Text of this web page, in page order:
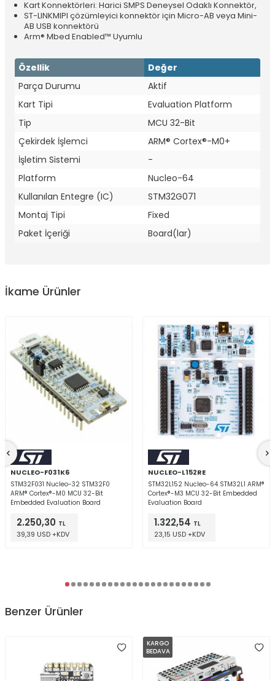
Kart Konnektörleri: Harici SMPS Deneysel Odaklı Konnektör,
ST-LINKMIPI çözümleyici konnektör için Micro-AB veya Mini-
AB USB konnektörü
Arm® Mbed Enabled™ Uyumlu
Özellik
Değer
Parça Durumu
Aktif
Kart Tipi
Evaluation Platform
Tip
MCU 32-Bit
Çekirdek İşlemci
ARM® Cortex®-M0+
İşletim Sistemi
-
Platform
Nucleo-64
Kullanılan Entegre (IC)
STM32G071
Montaj Tipi
Fixed
Paket İçeriği
Board(lar)
İkame Ürünler
NUCLEO-F031K6
STM32F031 Nucleo-32 STM32F0
ARM® Cortex®-M0 MCU 32-Bit
Embedded Evaluation Board
2.250,30 TL
39,39 USD +KDV
NUCLEO-L152RE
STM32L152 Nucleo-64 STM32L1 ARM®
Cortex®-M3 MCU 32-Bit Embedded
Evaluation Board
1.322,54 TL
23,15 USD +KDV
Benzer Ürünler
KARGO
BEDAVA